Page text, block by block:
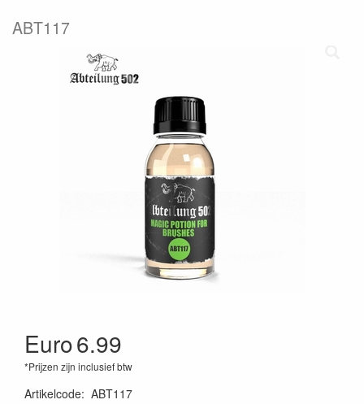
ABT117
Euro6.99
*Prijzen zijn inclusief btw
Artikelcode: ABT117